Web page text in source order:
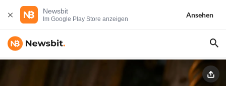
Newsbit
Im Google Play Store anzeigen
Ansehen